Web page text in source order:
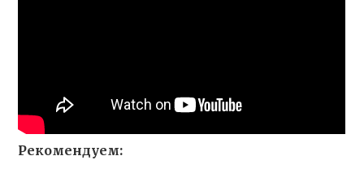
Рекомендуем: